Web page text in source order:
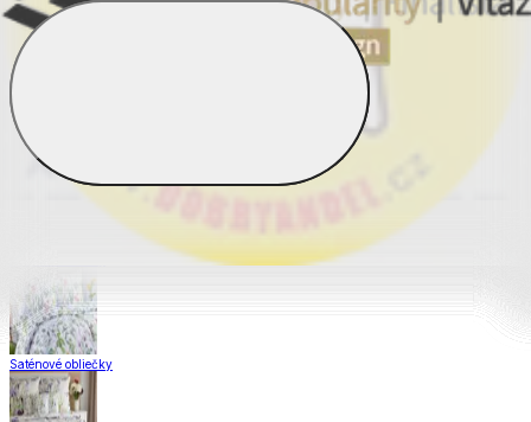
Obliečky Dual Feel®
Obliečky z hladkej bavlny
Saténové obliečky